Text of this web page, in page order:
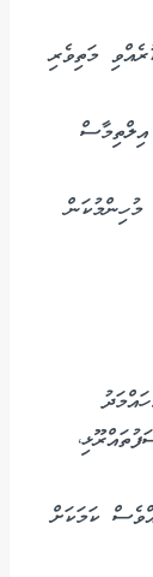
މަތިވެރި
ކަމަކަށް